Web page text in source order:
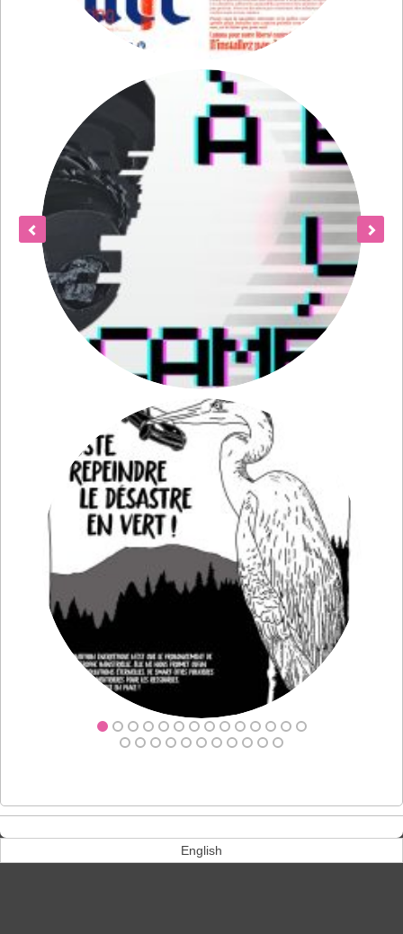
English